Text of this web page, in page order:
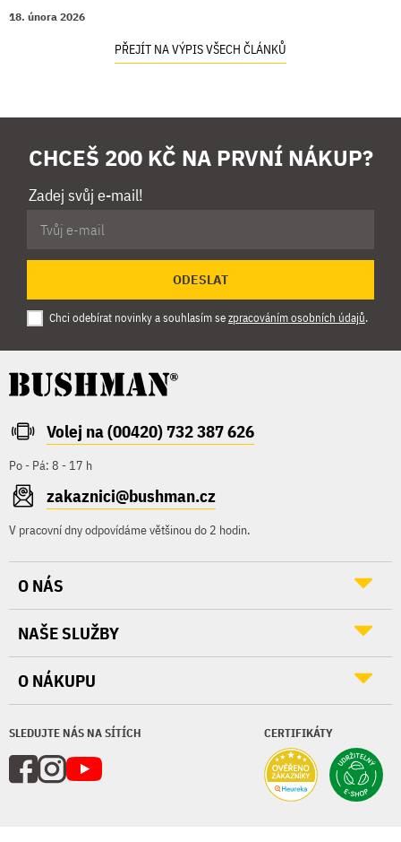
18. února 2026
PŘEJÍT NA VÝPIS VŠECH ČLÁNKŮ
CHCEŠ 200 KČ NA PRVNÍ NÁKUP?
Zadej svůj e-mail!
ODESLAT
Chci odebírat novinky a souhlasím sezpracováním osobních údajů.
Volej na (00420) 732 387 626
Po - Pá: 8 - 17 h
zakaznici@bushman.cz
V pracovní dny odpovídáme většinou do 2 hodin.
SLEDUJTE NÁS NA SÍTÍCH CERTIFIKÁTY
O NÁS
NAŠE SLUŽBY
O NÁKUPU